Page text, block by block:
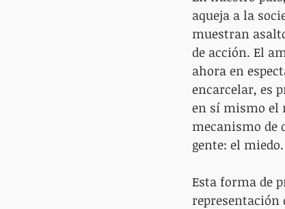
aqueja a la
muestran
de acción. El
ahora en
encarcelar, es
en sí mismo el
mecanismo de
gente: el miedo.
Esta forma de